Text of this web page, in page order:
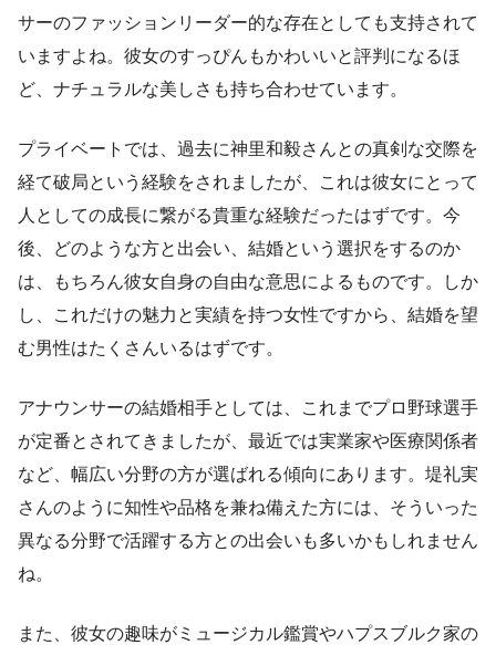
サーのファッションリーダー的な存在としても支持されて
いますよね。彼女のすっぴんもかわいいと評判になるほ
ど、ナチュラルな美しさも持ち合わせています。
プライベートでは、過去に神里和毅さんとの真剣な交際を
経て破局という経験をされましたが、これは彼女にとって
人としての成長に繋がる貴重な経験だったはずです。今
後、どのような方と出会い、結婚という選択をするのか
は、もちろん彼女自身の自由な意思によるものです。しか
し、これだけの魅力と実績を持つ女性ですから、結婚を望
む男性はたくさんいるはずです。
アナウンサーの結婚相手としては、これまでプロ野球選手
が定番とされてきましたが、最近では実業家や医療関係者
など、幅広い分野の方が選ばれる傾向にあります。堤礼実
さんのように知性や品格を兼ね備えた方には、そういった
異なる分野で活躍する方との出会いも多いかもしれません
ね。
また、彼女の趣味がミュージカル鑑賞やハプスブルク家の